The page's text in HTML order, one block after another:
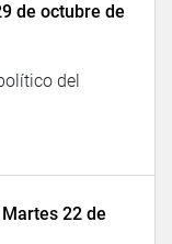
de octubre de
del
22 de